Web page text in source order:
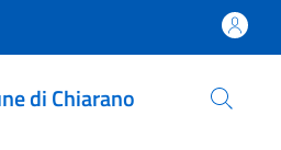
di Chiarano